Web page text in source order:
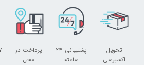
تحویل
اکسپرسی
پشتیبانی ۲۴
ساعته
پرداخت در
محل